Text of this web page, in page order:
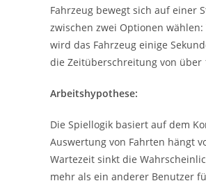
Fahrzeug bewegt sich auf einer
zwischen zwei Optionen wählen:
wird das Fahrzeug einige
die Zeitüberschreitung von über
Arbeitshypothese:
Die Spiellogik basiert auf dem
Auswertung von Fahrten hängt
Wartezeit sinkt die
mehr als ein anderer Benutzer